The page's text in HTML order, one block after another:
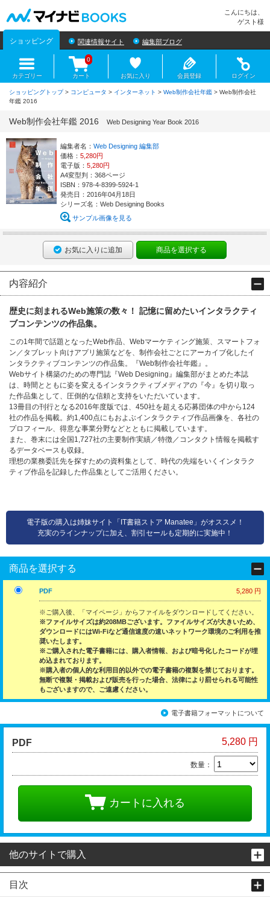
こんにちは、
ゲスト様
ショッピング 関連情報サイト 編集部ブログ
カテゴリー カート
0
お気に入り 会員登録 ログイン
ショッピングトップ> コンピュータ > インターネット > Web制作会社年鑑 > Web制作会社
年鑑 2016
Web制作会社年鑑 2016 Web Designing Year Book 2016
編集者名： Web Designing 編集部
価格： 5,280円
電子版： 5,280円
A4変型判：368ページ
ISBN：978-4-8399-5924-1
発売日：2016年04月18日
シリーズ名：Web Designing Books
サンプル画像を見る
お気に入りに追加 商品を選択する
内容紹介
歴史に刻まれるWeb施策の数々！ 記憶に留めたいインタラクティ
ブコンテンツの作品集。
この1年間で話題となったWeb作品、Webマーケティング施策、スマートフォ
ン／タブレット向けアプリ施策などを、制作会社ごとにアーカイブ化したイ
ンタラクティブコンテンツの作品集。『Web制作会社年鑑』。
Webサイト構築のための専門誌『Web Designing』編集部がまとめた本誌
は、時間とともに姿を変えるインタラクティブメディアの『今』を切り取っ
た作品集として、圧倒的な信頼と支持をいただいています。
13冊目の刊行となる2016年度版では、450社を超える応募団体の中から124
社の作品を掲載。約1,400点にもおよぶインタラクティブ作品画像を、各社の
プロフィール、得意な事業分野などとともに掲載しています。
また、巻末には全国1,727社の主要制作実績／特徴／コンタクト情報を掲載す
るデータベースも収録。
理想の業務委託先を探すための資料集として、時代の先端をいくインタラク
ティブ作品を記録した作品集としてご活用ください。
電子版の購入は姉妹サイト「IT書籍ストア Manatee」がオススメ！
充実のラインナップに加え、割引セールも定期的に実施中！
商品を選択する
PDF 5,280 円
※ご購入後、「マイページ」からファイルをダウンロードしてください。
※ファイルサイズは約208MBございます。ファイルサイズが大きいため、
ダウンロードにはWi-Fiなど通信速度の速いネットワーク環境のご利用を推
奨いたします。
※ご購入された電子書籍には、購入者情報、および暗号化したコードが埋
め込まれております。
※購入者の個人的な利用目的以外での電子書籍の複製を禁じております。
無断で複製・掲載および販売を行った場合、法律により罰せられる可能性
もございますので、ご遠慮ください。
電子書籍フォーマットについて
PDF 5,280 円
数量：
カートに入れる
他のサイトで購入
目次